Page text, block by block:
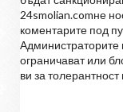
24smolian.comне
коментарите под
Администраторите
ограничават или
ви за